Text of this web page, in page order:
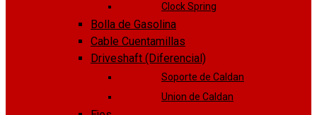
Clock Spring
Bolla de Gasolina
Cable Cuentamillas
Driveshaft (Diferencial)
Soporte de Caldan
Union de Caldan